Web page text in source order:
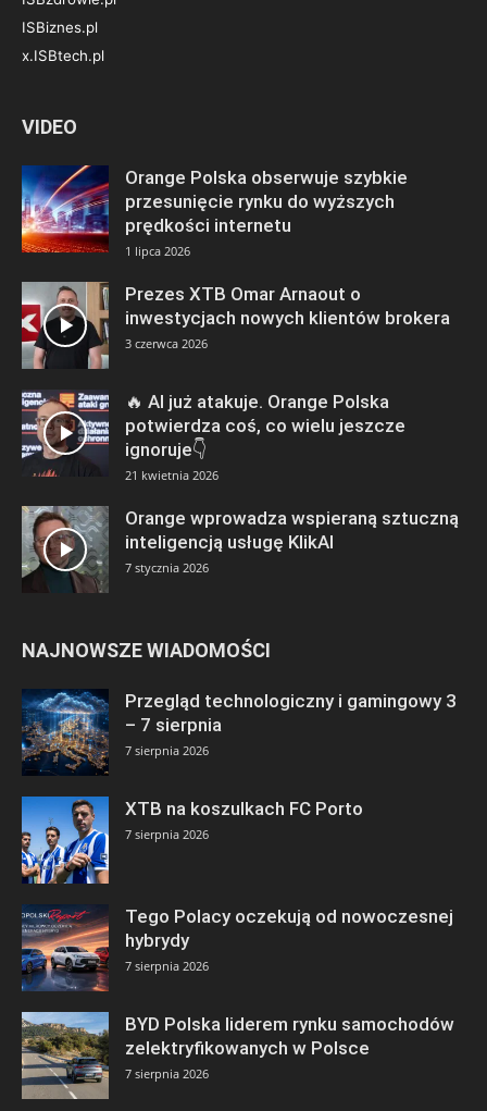
ISBiznes.pl
x.ISBtech.pl
VIDEO
Orange Polska obserwuje szybkie
przesunięcie rynku do wyższych
prędkości internetu
1 lipca 2026
Prezes XTB Omar Arnaout o
inwestycjach nowych klientów brokera
3 czerwca 2026
🔥 AI już atakuje. Orange Polska
potwierdza coś, co wielu jeszcze
ignoruje👇
21 kwietnia 2026
Orange wprowadza wspieraną sztuczną
inteligencją usługę KlikAI
7 stycznia 2026
NAJNOWSZE WIADOMOŚCI
Przegląd technologiczny i gamingowy 3
– 7 sierpnia
7 sierpnia 2026
XTB na koszulkach FC Porto
7 sierpnia 2026
Tego Polacy oczekują od nowoczesnej
hybrydy
7 sierpnia 2026
BYD Polska liderem rynku samochodów
zelektryfikowanych w Polsce
7 sierpnia 2026